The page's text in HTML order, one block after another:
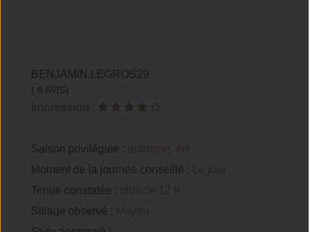
BENJAMIN.LEGROS29
( 8 AVIS)
Impression :
Saison privilégiée : automne, été
Moment de la journée conseillé :
Le jour
Tenue constatée : plus de 12 h
Sillage observé : Moyen